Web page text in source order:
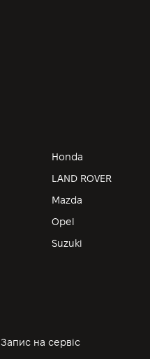
Honda
LAND ROVER
Mazda
Opel
Suzuki
Запис на сервіс